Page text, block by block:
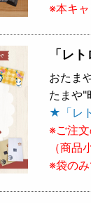
※本キ
「レ
おたま
たまや"
★「レ
※ご注
（商品
※袋の